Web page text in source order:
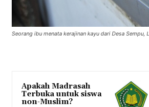
Seorang ibu menata kerajinan kayu dari Desa
Apakah Madrasah
Terbuka untuk siswa
non-Muslim?